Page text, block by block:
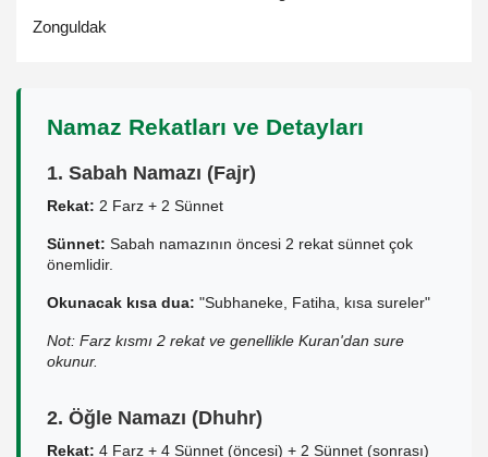
Zonguldak
Namaz Rekatları ve Detayları
1. Sabah Namazı (Fajr)
Rekat: 2 Farz + 2 Sünnet
Sünnet: Sabah namazının öncesi 2 rekat sünnet çok
önemlidir.
Okunacak kısa dua: "Subhaneke, Fatiha, kısa sureler"
Not: Farz kısmı 2 rekat ve genellikle Kuran'dan sure
okunur.
2. Öğle Namazı (Dhuhr)
Rekat: 4 Farz + 4 Sünnet (öncesi) + 2 Sünnet (sonrası)